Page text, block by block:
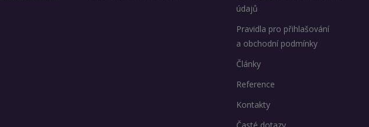
údajů
Pravidla pro přihlašování
a obchodní podmínky
Články
Reference
Kontakty
Časté dotazy